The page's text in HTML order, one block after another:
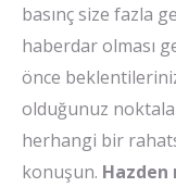
basınç size fazla
haberdar olması
önce
olduğunuz
herhangi bir
konuşun. Hazden